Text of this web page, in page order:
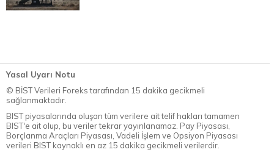
Yasal Uyarı Notu
© BİST Verileri Foreks tarafından 15 dakika gecikmeli
sağlanmaktadır.
BIST piyasalarında oluşan tüm verilere ait telif hakları tamamen
BIST'e ait olup, bu veriler tekrar yayınlanamaz. Pay Piyasası,
Borçlanma Araçları Piyasası, Vadeli İşlem ve Opsiyon Piyasası
verileri BIST kaynaklı en az 15 dakika gecikmeli verilerdir.